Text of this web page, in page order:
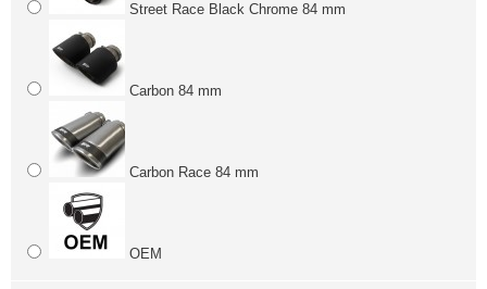
Street Race Black Chrome 84 mm
Carbon 84 mm
Carbon Race 84 mm
OEM